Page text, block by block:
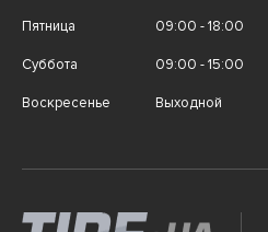
Пятница 09:00 - 18:00
Суббота 09:00 - 15:00
Воскресенье Выходной